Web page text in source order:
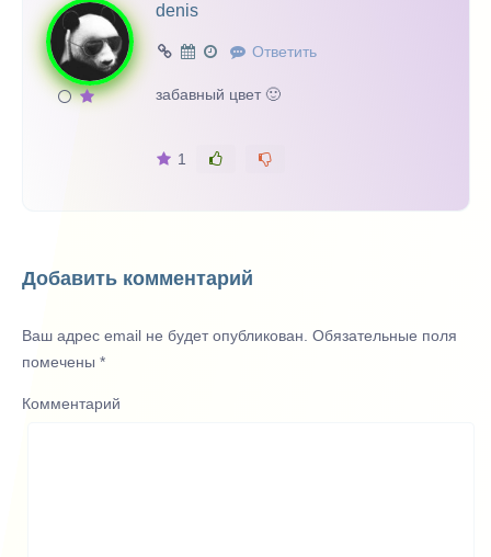
denis
Ответить
забавный цвет 🙂
1
Добавить комментарий
Ваш адрес email не будет опубликован. Обязательные поля
помечены *
Комментарий